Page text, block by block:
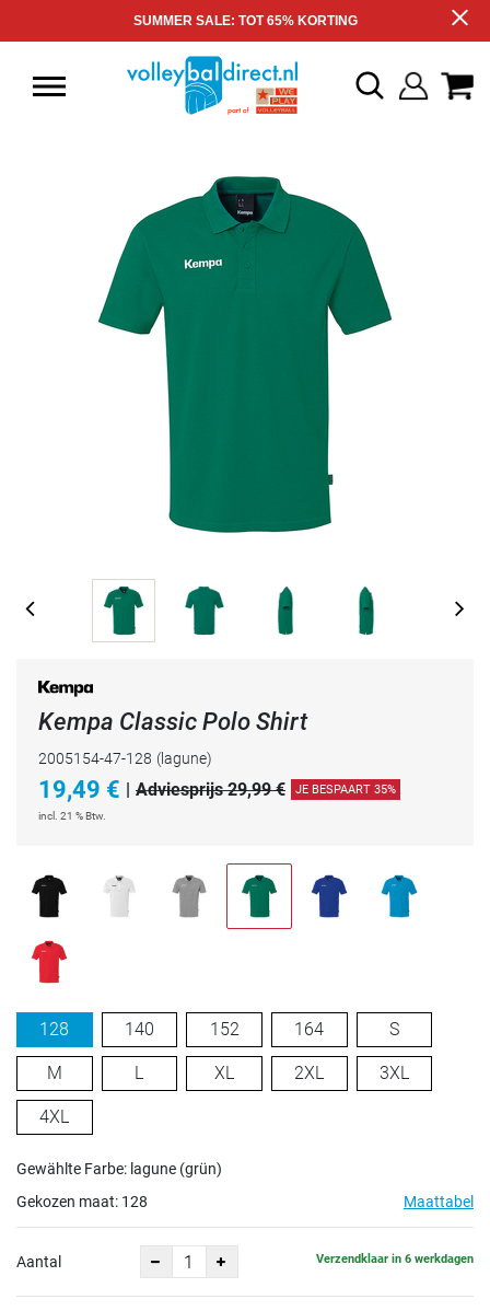
SUMMER SALE: TOT 65% KORTING
Kempa Classic Polo Shirt
2005154-47-128 (lagune)
19,49 € | Adviesprijs 29,99 € JE BESPAART 35%
incl. 21 % Btw.
128 140 152 164 S
M L XL 2XL 3XL
4XL
Gewählte Farbe: lagune (grün)
Gekozen maat: 128 Maattabel
Aantal Verzendklaar in 6 werkdagen